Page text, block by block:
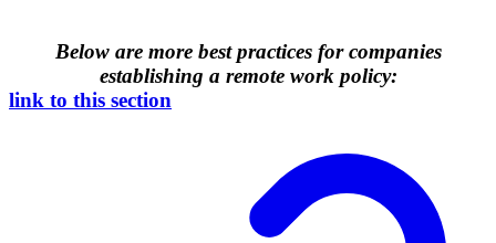
Below are more best practices for companies
establishing a remote work policy:
link to this section